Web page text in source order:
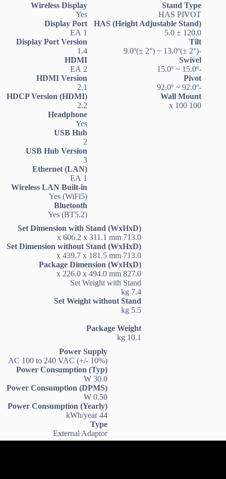
Wireless Display
Yes
Display Port
1 EA
Display Port Version
1.4
HDMI
2 EA
HDMI Version
2.1
HDCP Version (HDMI)
2.2
Headphone
Yes
USB Hub
2
USB Hub Version
3
Ethernet (LAN)
1 EA
Wireless LAN Built-in
Yes (WiFi5)
Bluetooth
Yes (BT5.2)
Stand Type
HAS PIVOT
HAS (Height Adjustable Stand)
120.0 ± 5.0
Tilt
-9.0º(± 2°) ~ 13.0º(± 2°)
Swivel
-15.0º ~ 15.0º
Pivot
-92.0º ~ 92.0º
Wall Mount
100 x 100
Set Dimension with Stand (WxHxD)
713.0 x 606.2 x 311.1 mm
Set Dimension without Stand (WxHxD)
713.0 x 439.7 x 181.5 mm
Package Dimension (WxHxD)
827.0 x 226.0 x 494.0 mm
Set Weight with Stand
7.4 kg
Set Weight without Stand
5.5 kg
Package Weight
10.1 kg
Power Supply
AC 100 to 240 VAC (+/- 10%)
Power Consumption (Typ)
30.0 W
Power Consumption (DPMS)
0.50 W
Power Consumption (Yearly)
44 kWh/year
Type
External Adaptor